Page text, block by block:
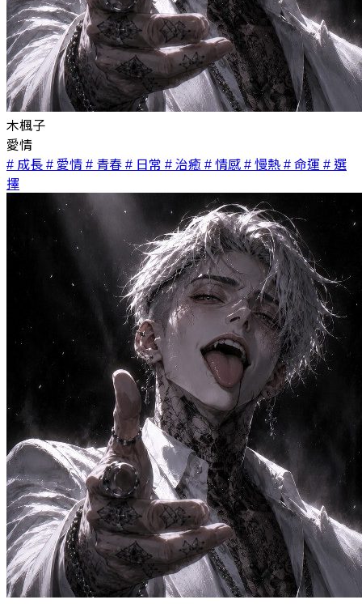
木楓子
愛情
# 成長 # 愛情 # 青春 # 日常 # 治癒 # 情感 # 慢熱 # 命運 # 選
擇